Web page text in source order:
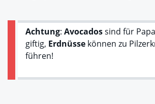
Achtung: Avocadossind für
giftig, Erdnüsse können zu
führen!